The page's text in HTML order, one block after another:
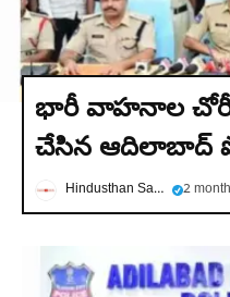
భారీ వాహనాల చోరీ
చేసిన ఆదిలాబాద్
Hindusthan Samachar 2